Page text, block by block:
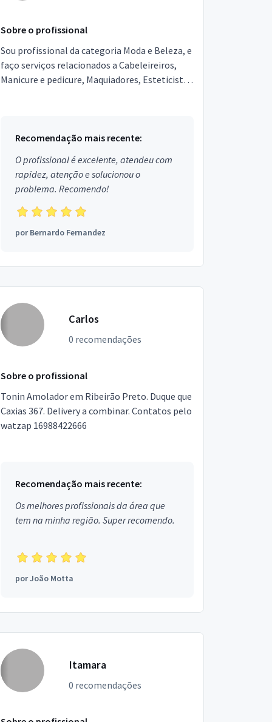
Sobre o profissional
Sou profissional da categoria Moda e Beleza, e
faço serviços relacionados a Cabeleireiros,
Manicure e pedicure, Maquiadores, Esteticista,
Recomendação mais recente:
O profissional é excelente, atendeu com
rapidez, atenção e solucionou o
problema. Recomendo!
porBernardo Fernandez
Carlos
0 recomendações
Sobre o profissional
Tonin Amolador em Ribeirão Preto. Duque que
Caxias 367. Delivery a combinar. Contatos pelo
watzap 16988422666
Recomendação mais recente:
Os melhores profissionais da área que
tem na minha região. Super recomendo.
porJoão Motta
Itamara
0 recomendações